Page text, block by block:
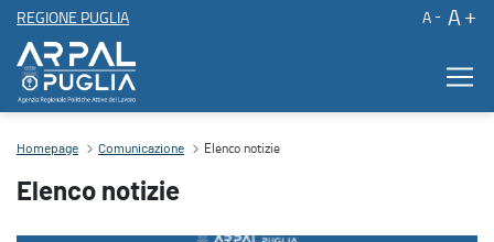
REGIONE PUGLIA A A
Elenco notizie
Contenuto principale
Homepage Comunicazione Elenco notizie
Elenco notizie